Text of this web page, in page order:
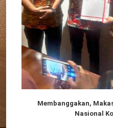
Membanggakan,
Nasional